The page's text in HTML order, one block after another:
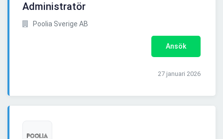
Administratör
Poolia Sverige AB
Ansök
27 januari 2026